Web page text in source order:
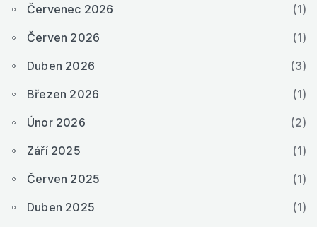
Červenec 2026
(1)
Červen 2026
(1)
Duben 2026
(3)
Březen 2026
(1)
Únor 2026
(2)
Září 2025
(1)
Červen 2025
(1)
Duben 2025
(1)